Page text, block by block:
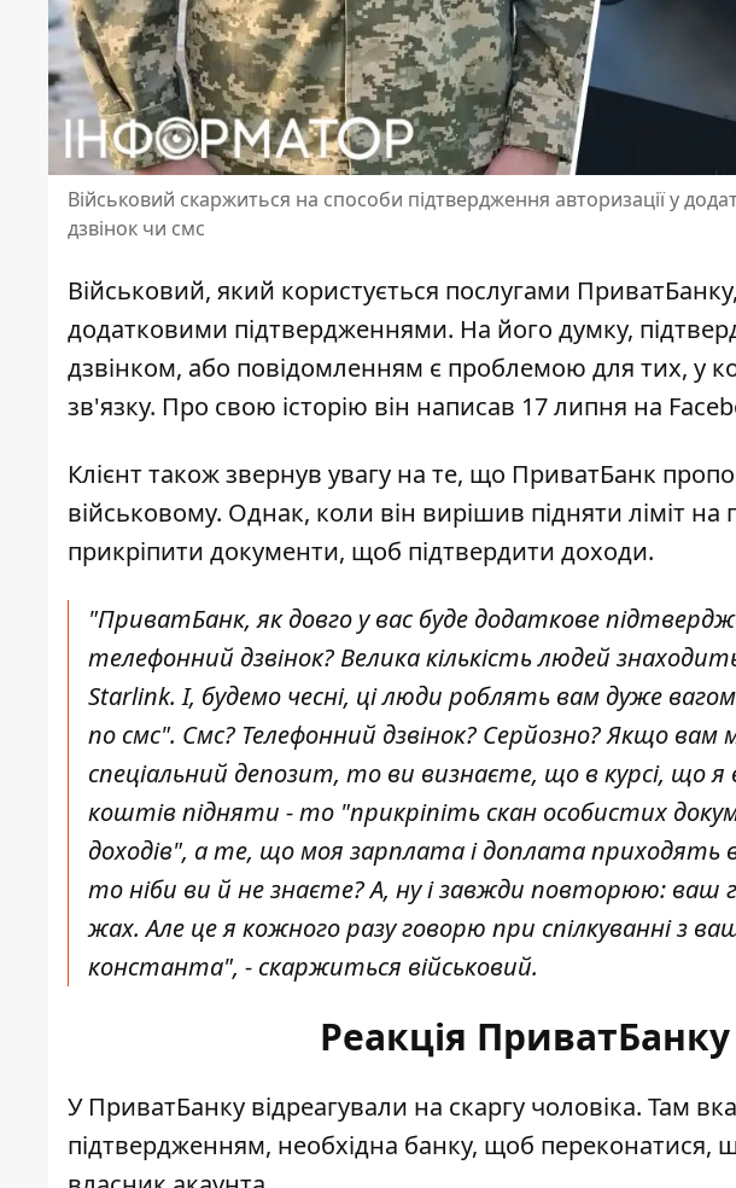
Військовий скаржиться на способи підтвердження авторизації у
дзвінок чи смс
Військовий, який користується послугами
додатковими підтвердженнями. На його думку,
дзвінком, або повідомленням є проблемою для тих, у
зв'язку. Про свою історію він написав 17 липня на
Клієнт також звернув увагу на те, що ПриватБанк
військовому. Однак, коли він вирішив підняти ліміт
прикріпити документи, щоб підтвердити доходи.
"ПриватБанк, як довго у вас буде додаткове
телефонний дзвінок? Велика кількість людей
Starlink. І, будемо чесні, ці люди роблять вам дуже
по смс". Смс? Телефонний дзвінок? Серйозно? Якщо
спеціальний депозит, то ви визнаєте, що в курсі, що я
коштів підняти - то "прикріпіть скан особистих
доходів", а те, що моя зарплата і доплата приходять
то ніби ви й не знаєте? А, ну і завжди повторюю: ваш
жах. Але це я кожного разу говорю при спілкуванні з
константа", - скаржиться військовий.
Реакція
У ПриватБанку відреагували на скаргу чоловіка. Там
підтвердженням, необхідна банку, щоб переконатися,